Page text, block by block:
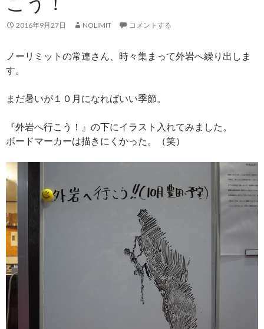
キ
ッ 2016年9月27日 NOLIMIT コメントする
ノーリミットの常連さん、時々集まって外岩へ繰り出しま
す。
まだ暑いが１０月になればいい季節。
『外岩へ行こう！』の下にイラスト入れてみました。
ボードマーカーは描きにくかった。（笑）